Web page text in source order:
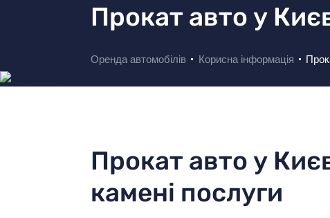
Додаткові послугиПрокат авто у
Оренда автомобілів Корисна інформація
Прокат авто у
камені послуги